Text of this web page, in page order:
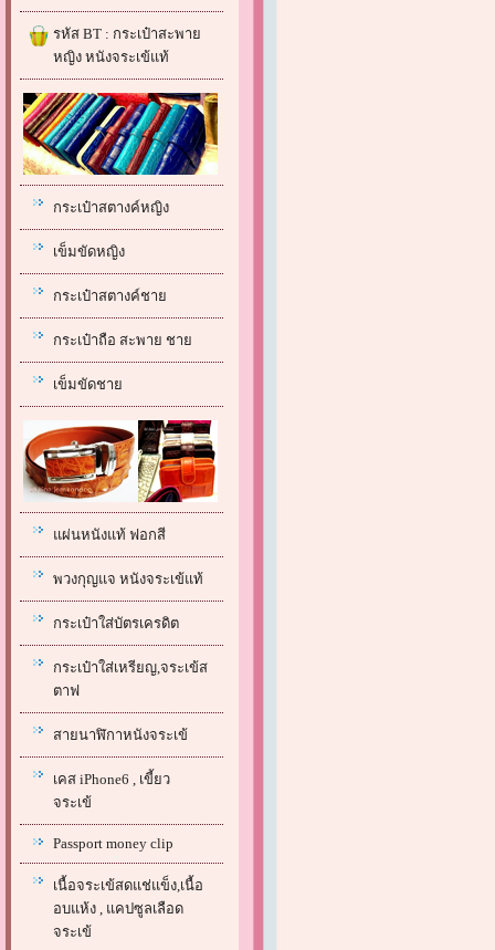
รหัส BT : กระเป๋าสะพาย
หญิง หนังจระเข้แท้
กระเป๋าสตางค์หญิง
เข็มขัดหญิง
กระเป๋าสตางค์ชาย
กระเป๋าถือ สะพาย ชาย
เข็มขัดชาย
แผ่นหนังแท้ ฟอกสี
พวงกุญแจ หนังจระเข้แท้
กระเป๋าใส่บัตรเครดิต
กระเป๋าใส่เหรียญ,จระเข้ส
ตาฟ
สายนาฬิกาหนังจระเข้
เคส iPhone6 , เขี้ยว
จระเข้
Passport money clip
เนื้อจระเข้สดแช่แข็ง,เนื้อ
อบแห้ง , แคปซูลเลือด
จระเข้